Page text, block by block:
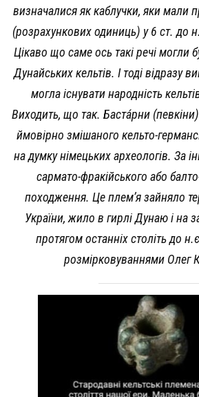
визначалися як каблучки, яки мали
(розрахункових одиниць) у 6 ст. до
Цікаво що саме ось такі речі могли
Дунайських кельтів. І тоді відразу
могла існувати народність
Виходить, що так. Баста́рни
ймовірно змішаного кельто-
на думку німецьких археологів. За
сармато-фракійського або
походження. Це плем’я зайняло
України, жило в гирлі Дунаю і на
протягом останніх століть до
розмірковуваннями Олег